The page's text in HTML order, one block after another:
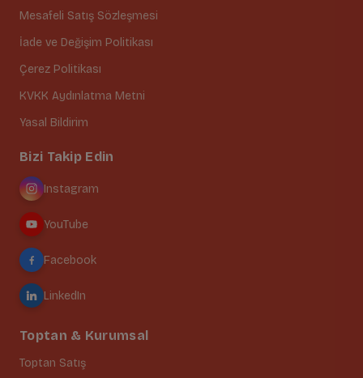
Mesafeli Satış Sözleşmesi
İade ve Değişim Politikası
Çerez Politikası
KVKK Aydınlatma Metni
Yasal Bildirim
Bizi Takip Edin
Instagram
YouTube
Facebook
LinkedIn
Toptan & Kurumsal
Toptan Satış